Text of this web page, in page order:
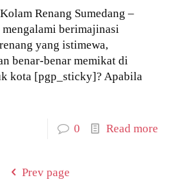
Renang Sumedang –
mengalami berimajinasi
yang istimewa,
benar-benar memikat di
kota [pgp_sticky]? Apabila
0 Read more
Prev page